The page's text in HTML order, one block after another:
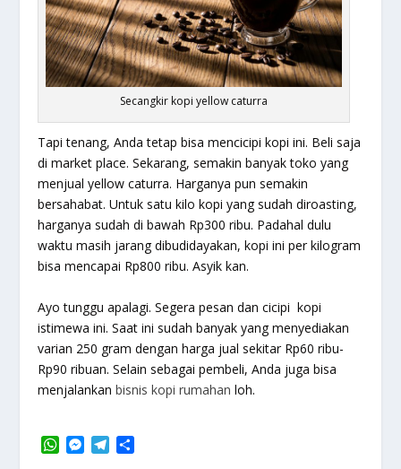
Secangkir kopi yellow caturra
Tapi tenang, Anda tetap bisa mencicipi kopi ini. Beli saja
di market place. Sekarang, semakin banyak toko yang
menjual yellow caturra. Harganya pun semakin
bersahabat. Untuk satu kilo kopi yang sudah diroasting,
harganya sudah di bawah Rp300 ribu. Padahal dulu
waktu masih jarang dibudidayakan, kopi ini per kilogram
bisa mencapai Rp800 ribu. Asyik kan.
Ayo tunggu apalagi. Segera pesan dan cicipi kopi
istimewa ini. Saat ini sudah banyak yang menyediakan
varian 250 gram dengan harga jual sekitar Rp60 ribu-
Rp90 ribuan. Selain sebagai pembeli, Anda juga bisa
menjalankanbisnis kopi rumahan loh.
W
M
T